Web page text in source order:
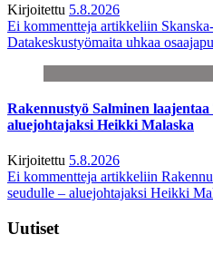
Kirjoitettu 5.8.2026
Ei kommentteja artikkeliin
Datakeskustyömaita uhkaa
Rakennustyö Salminen
aluejohtajaksi Heikki Malaska
Kirjoitettu 5.8.2026
Ei kommentteja artikkeliin
seudulle – aluejohtajaksi Heikki
Uutiset